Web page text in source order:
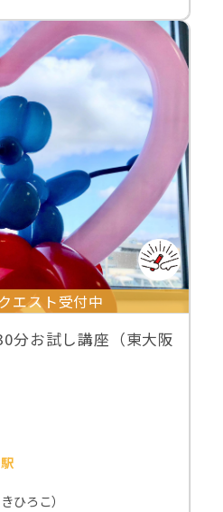
エスト受付中
分お試し講座（東大阪
ひろこ）